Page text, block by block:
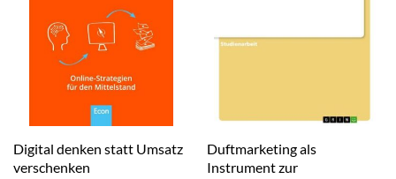
Digital denken statt Umsatz
verschenken
Duftmarketing als
Instrument zur